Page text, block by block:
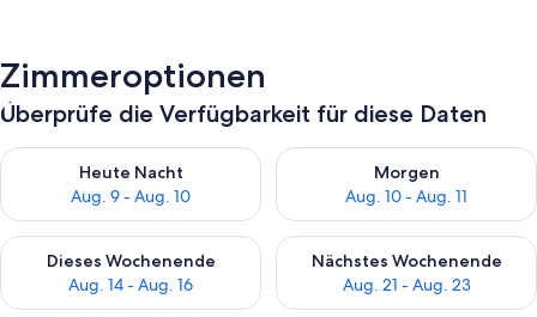
Zimmeroptionen
Überprüfe die Verfügbarkeit für diese Daten
Heute Nacht
Aug. 9 - Aug. 10
Überprüfe die Verfügbarkeit für heute Nacht, Aug. 9 - Aug.
Morgen
Aug. 10 - Aug. 11
Überprüfe die Verfügbarkeit
Dieses Wochenende
Aug. 14 - Aug. 16
Überprüfe die Verfügbarkeit für dieses Wochenende, Aug. 14
Nächstes Wochenende
Aug. 21 - Aug. 23
Überprüfe die Verfügbarkeit